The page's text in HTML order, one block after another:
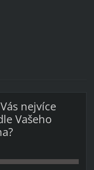
nejvíce
Vašeho